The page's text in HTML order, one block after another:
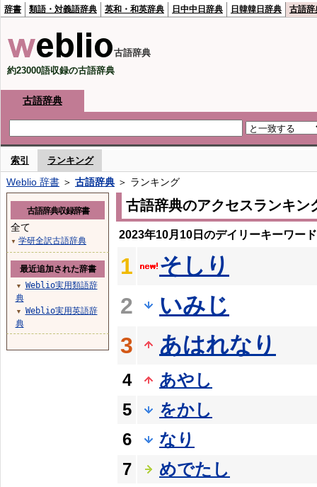
辞書 類語・対義語辞典 英和・和英辞典 日中中日辞典 日韓韓日辞典 古語辞
古語辞典
約23000語収録の古語辞典
古語辞典
索引 ランキング
Weblio 辞書 ＞ 古語辞典 ＞ ランキング
古語辞典のアクセスランキン
2023年10月10日のデイリーキーワー
1
そしり
2
いみじ
3
あはれなり
4
あやし
5
をかし
6
なり
7
めでたし
古語辞典収録辞書
全て
▼ 学研全訳古語辞典
最近追加された辞書
▼
Weblio実用類語辞
典
▼
Weblio実用英語辞
典